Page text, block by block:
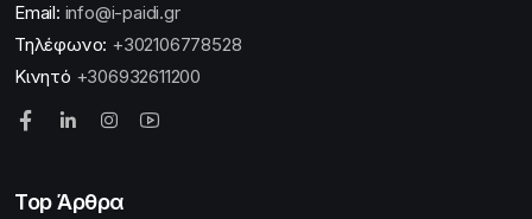
Email: info@i-paidi.gr
Τηλέφωνο: +302106778528
Κινητό +306932611200
Top Άρθρα